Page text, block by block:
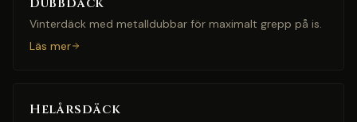
Vinterdäck med metalldubbar för maximalt grepp på is.
Läs mer
Helårsdäck